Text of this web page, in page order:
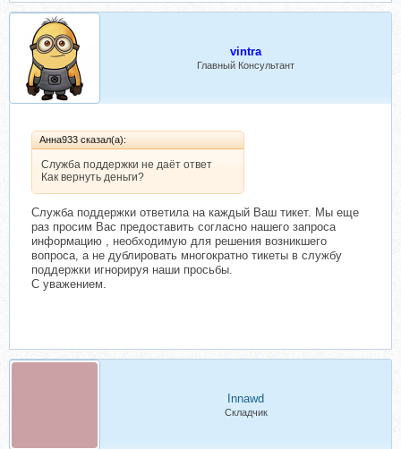
vintra
Главный Консультант
Анна933 сказал(а):
Служба поддержки не даёт ответ
Как вернуть деньги?
Служба поддержки ответила на каждый Ваш тикет. Мы еще
раз просим Вас предоставить согласно нашего запроса
информацию , необходимую для решения возникшего
вопроса, а не дублировать многократно тикеты в службу
поддержки игнорируя наши просьбы.
С уважением.
Innawd
Складчик